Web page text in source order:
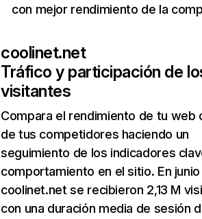
con mejor rendimiento de la
coolinet.net
Tráfico y participación de
visitantes
Compara el rendimiento de tu web
de tus competidores haciendo un
seguimiento de los indicadores
comportamiento en el sitio. En junio
coolinet.net se recibieron 2,13 M
con una duración media de sesión